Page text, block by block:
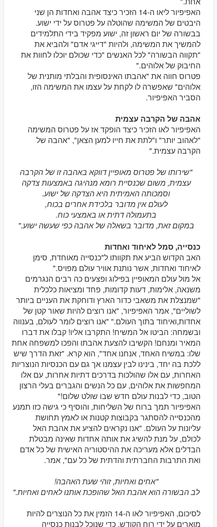
האפיפיור ליאו ה-14 הזכיר כיצד אהבה ואחדות הן שני
היבטים של המשימה שהוטלה על פטרוס על ידי ישוע.
בבשורה של יום ראשון זה, ישוע מפקיד בידי התלמידים
להמשיך את המשימה, ולהיות "דייגי אדם" ולהביא את
"תקווה הבשורה" לכל האנשים "כדי שכולם יוכלו לחוות את
החיבוק של אלוהים."
פטרוס חווה את "אהבתו האינסופית והבלתי מותנית של
אלוהים" שאפשרה לו לקחת על עצמו את המשימה הזו,
הסביר האפיפיור.
אהבה של הקרבה עצמית
האפיפיור לאו הזכיר כיצד הופקד אז על פטרוס המשימה
"לאהוב יותר" ו"לתת את חייו למען הצאן", "אהבה של
הקרבה עצמית."
"שירותו של פטרוס מאופיין דווקא באהבה זו של הקרבה
עצמית, משום שכנסיית רומא מנהיגה באמצעות צדקה
וסמכותה האמיתית היא הצדקה של ישוע.
לעולם אין מדובר בלכידת אחרים בכוח,
בתעמולה דתית או באמצעי כוח.
במקום זאת, מדובר בשאלה של אהבה כפי שעשה ישוע."
כנסייה, סמל לאיחוד ואחדות
האב הקדוש הביע את תקוותו ל"כנסייה מאוחדת, סימן
לאיחוד ואחדות, אשר נותנת אוויר עולם מפויס."
אל מול עולם המאופיין בפילוג ופצעים כה רבים הנגרמים
משנאה, אלימות, דעות קדומות, פחד ומציאות כלכלית
"שמנצלת את משאבי כדור הארץ ודוחקת את העניים ביותר
לשוליים", אמר האפיפיור, "אנו רוצים להיות שאור קטן של
אחדות,ואיחוד בתוך העולם." "אנו רוצים לומר לעולם, בענווה
ובשמחה: הביטו אל המשיח! התקרבו אליו! קבלו את דברו
המאיר ומנחם! הקשיבו להצעת אהבתו והפכו למשפחה אחת
שלו: במשיח האחד, אנחנו אחד", הוא קרא. "זאת הדרך שיש
ללכת בה יחד, בינינו לבין עצמנו אך גם עם הכנסיות הנוצריות
האחרות, עם אלו שהולכות בדרכים דתיות אחרות, עם אלו
המחפשות את אלוהים, עם כל הנשים והגברים בעלי הרצון
הטוב, כדי לבנות עולם חדש שבו שולט שלום!"
האפיפיור תמך ברוח של השליחות, והוסיף כי גישה כזו תמנע
מהכנסייה להסתגר בקבוצות קטנות או לאמץ תחושת
עליונות על העולם. "אנו נקראים להציע את אהבת האל
לכולם, על מנת להשיג את אותה אחדות שאינה מבטלת
הבדלים אלא מעריכה את ההיסטוריה האישית של כל אדם
ואת התרבות החברתית והדתית של כל עם", אמר.
"אחים ואחיות, זוהי שעת האהבה!
לב הבשורה הוא אהבת האל שהופכת אותנו לאחים ואחיות."
לסיכום, האפיפיור לאו ה-14 הזמין את כל הנוצרים להיות
מוארים על ידי רוח הקודש, כדי שנוכל לבנות כנסייה